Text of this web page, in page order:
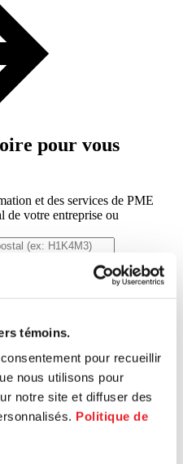
témoins.
pour recueillir
nous utilisons pour
notre site et diffuser des
Politique de
pour vous
et des services de PME
de votre entreprise ou